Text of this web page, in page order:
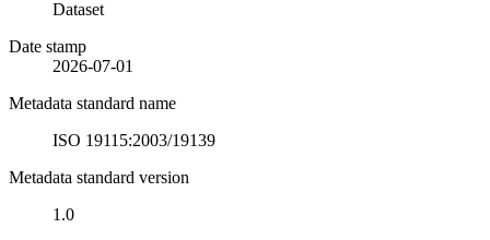
Dataset
Date stamp
2026-07-01
Metadata standard name
ISO 19115:2003/19139
Metadata standard version
1.0